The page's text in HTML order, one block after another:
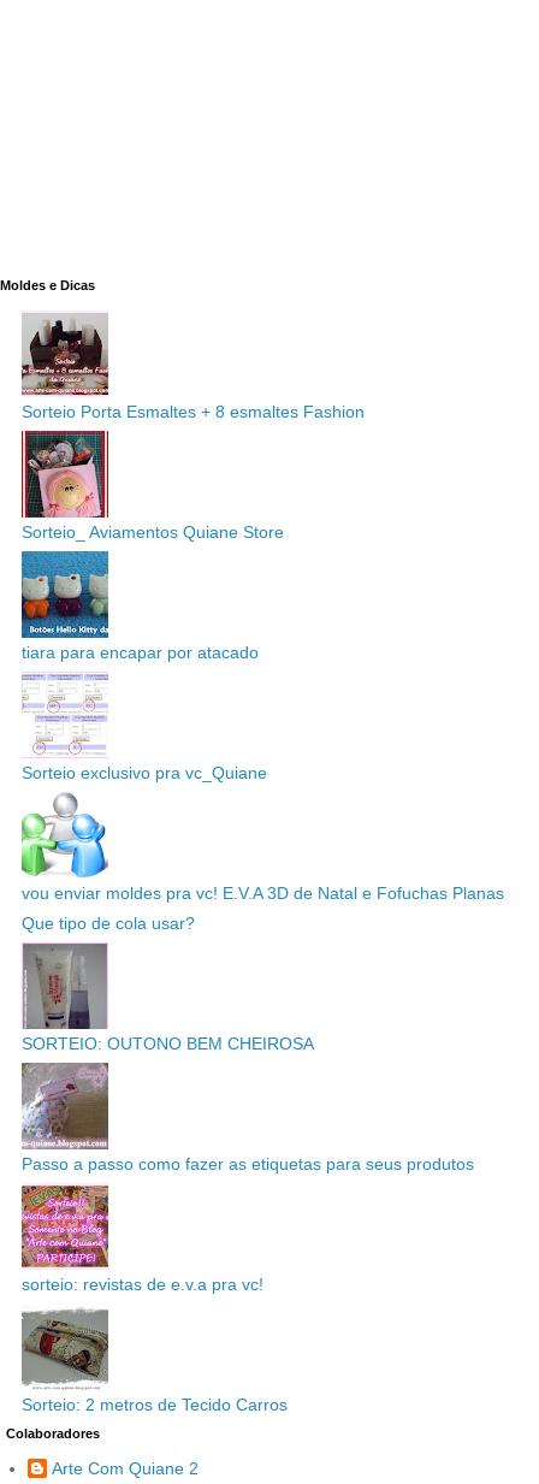
Moldes e Dicas
Sorteio Porta Esmaltes + 8 esmaltes Fashion
Sorteio_ Aviamentos Quiane Store
tiara para encapar por atacado
Sorteio exclusivo pra vc_Quiane
vou enviar moldes pra vc! E.V.A 3D de Natal e Fofuchas Planas
Que tipo de cola usar?
SORTEIO: OUTONO BEM CHEIROSA
Passo a passo como fazer as etiquetas para seus produtos
sorteio: revistas de e.v.a pra vc!
Sorteio: 2 metros de Tecido Carros
Colaboradores
Arte Com Quiane 2